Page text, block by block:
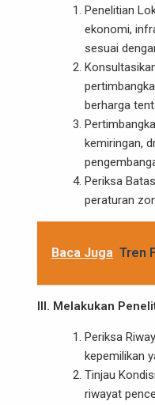
Penelitian
ekonomi,
sesuai
berharga
kemiringan,
Periksa
peraturan
Baca Juga Tren
III. Melakukan
Periksa
kepemilikan
Tinjau
riwayat